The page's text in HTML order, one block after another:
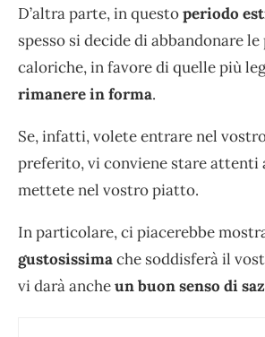
D’altra parte, in questoperiodo
spesso si decide di abbandonare
caloriche, in favore di quelle più
rimanere in forma.
Se, infatti, volete entrare nel
preferito, vi conviene stare attenti
mettete nel vostro piatto.
In particolare, ci piacerebbe
gustosissimache soddisferà il
vi darà ancheun buon senso di